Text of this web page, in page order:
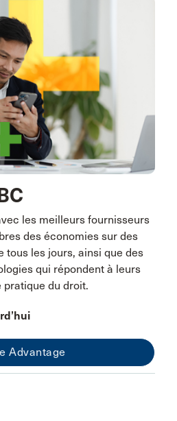
les meilleurs fournisseurs
des économies sur des
tous les jours, ainsi que des
qui répondent à leurs
pratique du droit.
Advantage